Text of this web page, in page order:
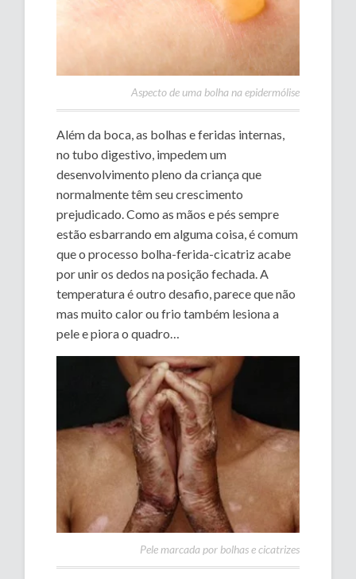
Aspecto de uma bolha na epidermólise
Além da boca, as bolhas e feridas internas,
no tubo digestivo, impedem um
desenvolvimento pleno da criança que
normalmente têm seu crescimento
prejudicado. Como as mãos e pés sempre
estão esbarrando em alguma coisa, é comum
que o processo bolha-ferida-cicatriz acabe
por unir os dedos na posição fechada. A
temperatura é outro desafio, parece que não
mas muito calor ou frio também lesiona a
pele e piora o quadro…
Pele marcada por bolhas e cicatrizes